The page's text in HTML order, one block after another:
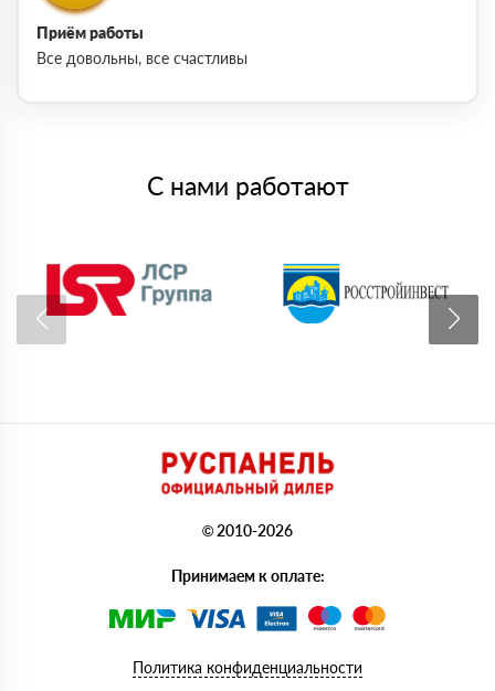
Приём работы
Все довольны, все счастливы
С нами работают
© 2010-2026
Принимаем к оплате:
Политика конфиденциальности